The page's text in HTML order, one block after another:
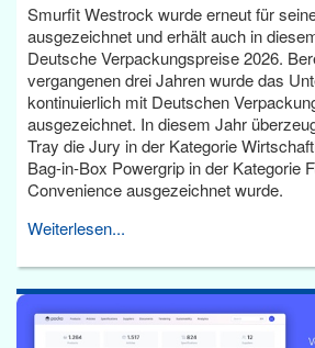
Smurfit Westrock wurde erneut für
ausgezeichnet und erhält auch in
Deutsche Verpackungspreise 2026.
vergangenen drei Jahren wurde das
kontinuierlich mit Deutschen
ausgezeichnet. In diesem Jahr
Tray die Jury in der Kategorie
Bag-in-Box Powergrip in der Kategorie
Convenience ausgezeichnet wurde.
Weiterlesen...